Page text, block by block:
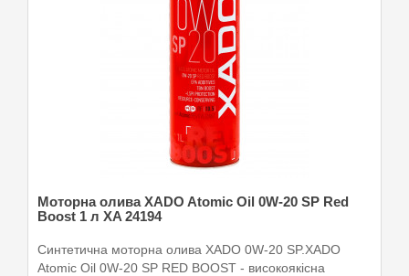
Моторна олива XADO Atomic Oil 0W-20 SP Red
Boost 1 л XA 24194
Синтетична моторна олива XADO 0W-20 SP.XADO
Atomic Oil 0W-20 SP RED BOOST - високоякісна